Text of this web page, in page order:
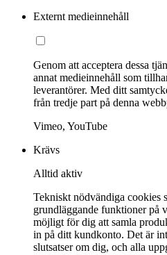
Externt medieinnehåll
Genom att acceptera dessa
annat medieinnehåll som
leverantörer. Med ditt
från tredje part på denna
Vimeo, YouTube
Krävs
Alltid aktiv
Tekniskt nödvändiga cookies
grundläggande funktioner på
möjligt för dig att samla
in på ditt kundkonto. Det är
slutsatser om dig, och alla